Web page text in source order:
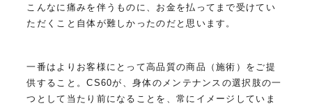
こんなに痛みを伴うものに、お金を払ってまで受けてい
ただくこと自体が難しかったのだと思います。
一番はよりお客様にとって高品質の商品（施術）をご提
供すること。CS60が、身体のメンテナンスの選択肢の一
つとして当たり前になることを、常にイメージしていま